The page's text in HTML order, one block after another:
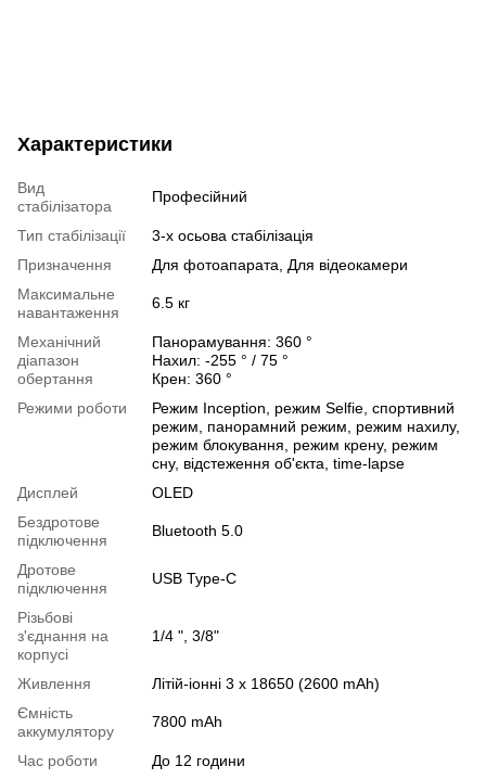
Характеристики
Вид
стабілізатора
Професійний
Тип стабілізації
3-х осьова стабілізація
Призначення
Для фотоапарата, Для відеокамери
Максимальне
навантаження
6.5 кг
Механічний
діапазон
обертання
Панорамування: 360 °
Нахил: -255 ° / 75 °
Крен: 360 °
Режими роботи
Режим Inception, режим Selfie, спортивний
режим, панорамний режим, режим нахилу,
режим блокування, режим крену, режим
сну, відстеження об'єкта, time-lapse
Дисплей
OLED
Бездротове
підключення
Bluetooth 5.0
Дротове
підключення
USB Type-C
Різьбові
з'єднання на
корпусі
1/4 ", 3/8"
Живлення
Літій-іонні 3 x 18650 (2600 mAh)
Ємність
аккумулятору
7800 mAh
Час роботи
До 12 години